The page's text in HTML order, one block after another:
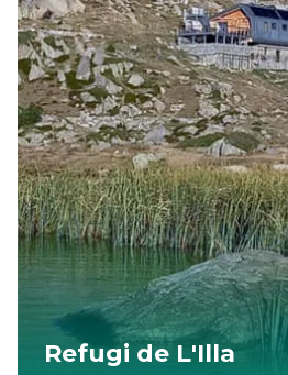
Refugi de L'Illa